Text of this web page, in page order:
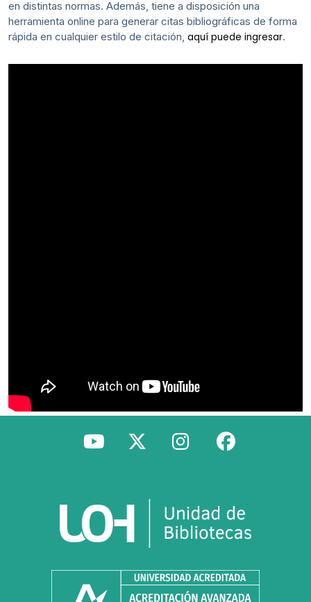
en distintas normas. Además, tiene a disposición una
herramienta online para generar citas bibliográficas de forma
rápida en cualquier estilo de citación, aquí puede ingresar.